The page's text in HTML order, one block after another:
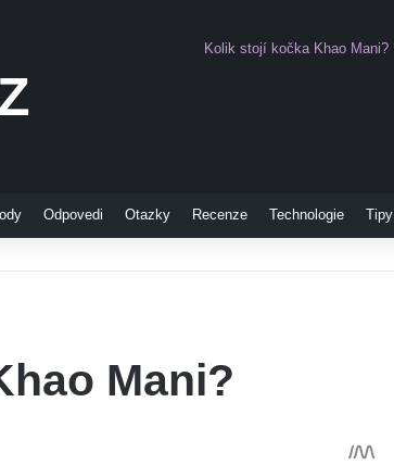
Kolik stojí kočka Khao Mani?
Odpovedi Otazky Recenze Technologie Tipy
Mani?